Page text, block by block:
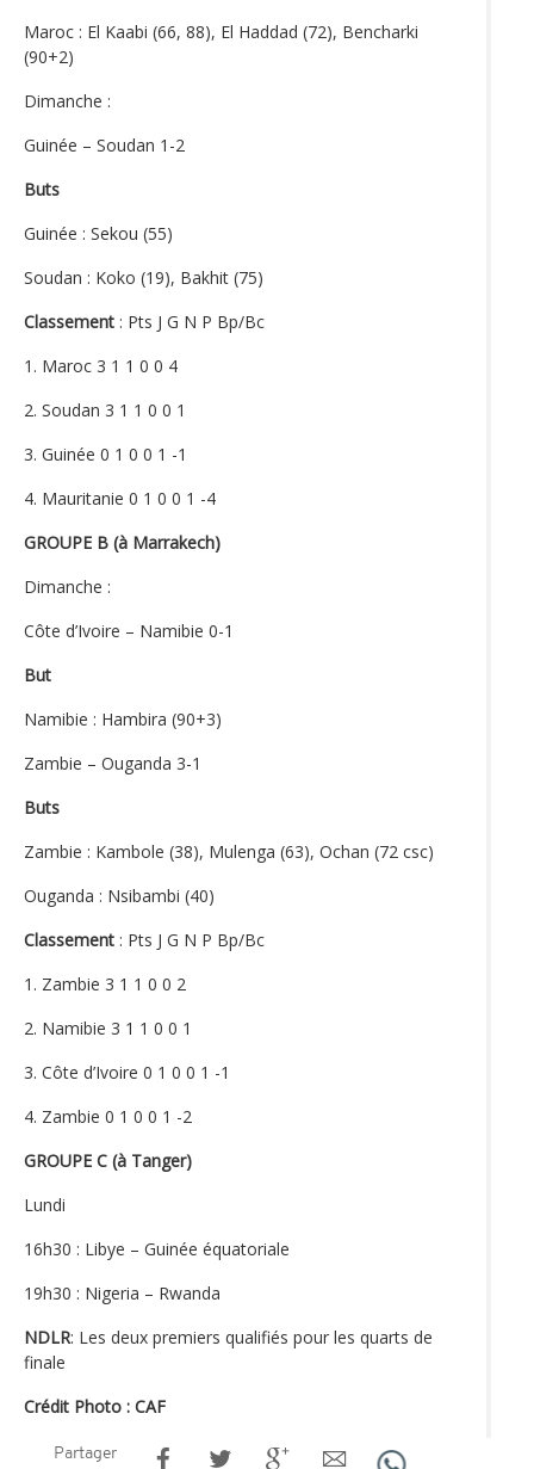
Maroc : El Kaabi (66, 88), El Haddad (72), Bencharki
(90+2)
Dimanche :
Guinée – Soudan 1-2
Buts
Guinée : Sekou (55)
Soudan : Koko (19), Bakhit (75)
Classement : Pts J G N P Bp/Bc
1. Maroc 3 1 1 0 0 4
2. Soudan 3 1 1 0 0 1
3. Guinée 0 1 0 0 1 -1
4. Mauritanie 0 1 0 0 1 -4
GROUPE B (à Marrakech)
Dimanche :
Côte d’Ivoire – Namibie 0-1
But
Namibie : Hambira (90+3)
Zambie – Ouganda 3-1
Buts
Zambie : Kambole (38), Mulenga (63), Ochan (72 csc)
Ouganda : Nsibambi (40)
Classement : Pts J G N P Bp/Bc
1. Zambie 3 1 1 0 0 2
2. Namibie 3 1 1 0 0 1
3. Côte d’Ivoire 0 1 0 0 1 -1
4. Zambie 0 1 0 0 1 -2
GROUPE C (à Tanger)
Lundi
16h30 : Libye – Guinée équatoriale
19h30 : Nigeria – Rwanda
NDLR: Les deux premiers qualifiés pour les quarts de
finale
Crédit Photo : CAF
Partager